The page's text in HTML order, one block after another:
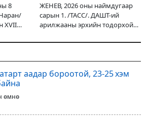
8
XVII
адаг
ЖЕНЕВ, 2026 оны наймдугаар
сарын 1. /ТАСС/. ДАШТ-ий
арилжааны эрхийн тодорхой
оруулагчдад худалдах
шийдвэрлэснээ ФИФА-гийн
ерөнхийлөгч Жанни
аадар бороотой, 23-25 хэм
өмнө